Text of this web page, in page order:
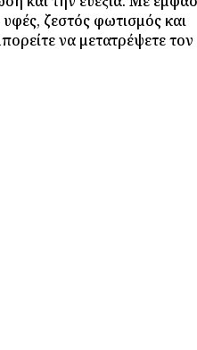
ζεστός φωτισμός και
να μετατρέψετε